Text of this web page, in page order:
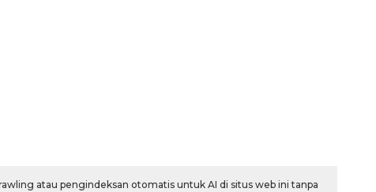
atau pengindeksan otomatis untuk AI di situs web ini tanpa